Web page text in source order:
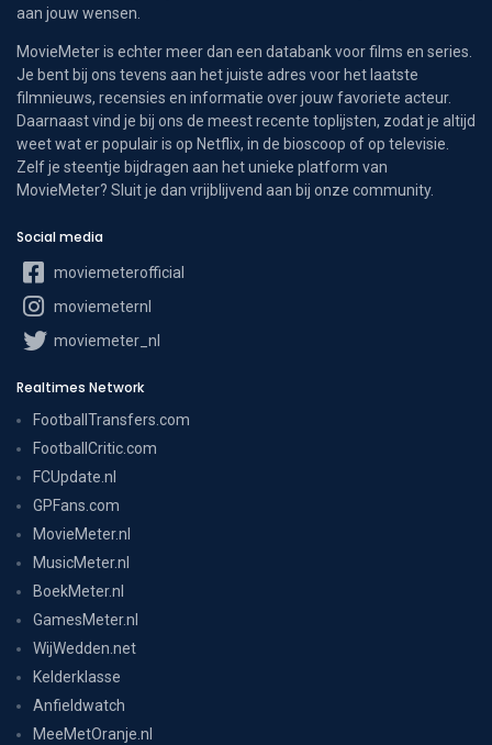
aan jouw wensen.
MovieMeter is echter meer dan een databank voor films en series.
Je bent bij ons tevens aan het juiste adres voor het laatste
filmnieuws, recensies en informatie over jouw favoriete acteur.
Daarnaast vind je bij ons de meest recente toplijsten, zodat je altijd
weet wat er populair is op Netflix, in de bioscoop of op televisie.
Zelf je steentje bijdragen aan het unieke platform van
MovieMeter? Sluit je dan vrijblijvend aan bij onze community.
Social media
moviemeterofficial
moviemeternl
moviemeter_nl
Realtimes Network
FootballTransfers.com
FootballCritic.com
FCUpdate.nl
GPFans.com
MovieMeter.nl
MusicMeter.nl
BoekMeter.nl
GamesMeter.nl
WijWedden.net
Kelderklasse
Anfieldwatch
MeeMetOranje.nl